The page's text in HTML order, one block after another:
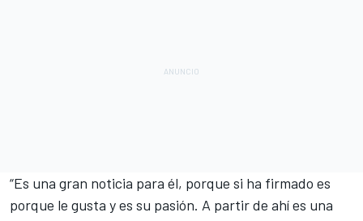
“Es una gran noticia para él, porque si ha firmado es
porque le gusta y es su pasión. A partir de ahí es una